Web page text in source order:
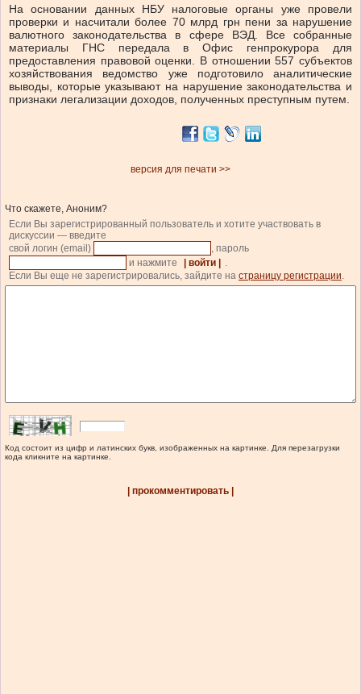
На основании данных НБУ налоговые органы уже провели
проверки и насчитали более 70 млрд грн пени за нарушение
валютного законодательства в сфере ВЭД. Все собранные
материалы ГНС передала в Офис генпрокурора для
предоставления правовой оценки. В отношении 557 субъектов
хозяйствования ведомство уже подготовило аналитические
выводы, которые указывают на нарушение законодательства и
признаки легализации доходов, полученных преступным путем.
версия для печати >>
Что скажете, Аноним?
Если Вы зарегистрированный пользователь и хотите участвовать в
дискуссии — введите
свой логин (email)
, пароль
и нажмите
| войти |
.
Если Вы еще не зарегистрировались, зайдите на страницу регистрации.
Код состоит из цифр и латинских букв, изображенных на картинке. Для перезагрузки
кода кликните на картинке.
| прокомментировать |